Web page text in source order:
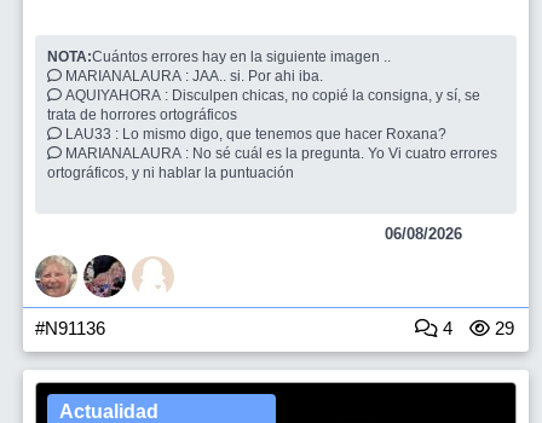
NOTA:Cuántos errores hay en la siguiente imagen ..
MARIANALAURA : JAA.. si. Por ahi iba.
AQUIYAHORA : Disculpen chicas, no copié la consigna, y sí, se
trata de horrores ortográficos
LAU33 : Lo mismo digo, que tenemos que hacer Roxana?
MARIANALAURA : No sé cuál es la pregunta. Yo Vi cuatro errores
ortográficos, y ni hablar la puntuación
06/08/2026
#N91136 4 29
Actualidad